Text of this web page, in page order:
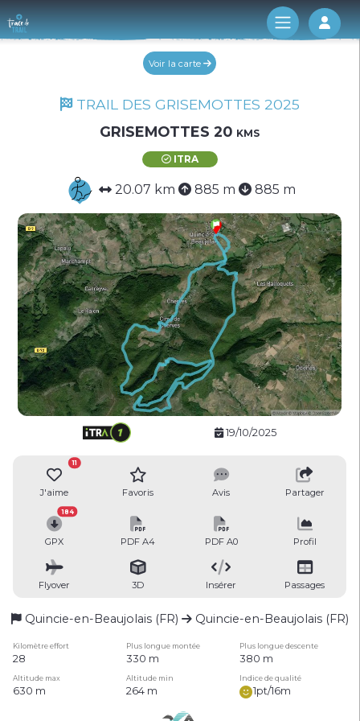
Log
Voir la carte
TRAIL DES GRISEMOTTES 2025
GRISEMOTTES 20 kms
ITRA
20.07 km 885 m 885 m
19/10/2025
J'aime
11
Favoris Avis Partager
GPX
184
PDF A4 PDF A0 Profil
Flyover 3D Insérer Passages
Quincie-en-Beaujolais (FR) Quincie-en-Beaujolais (FR)
Kilomètre effort Plus longue montée Plus longue descente
28 330 m 380 m
Altitude max Altitude min Indice de qualité
630 m 264 m 1pt/16m